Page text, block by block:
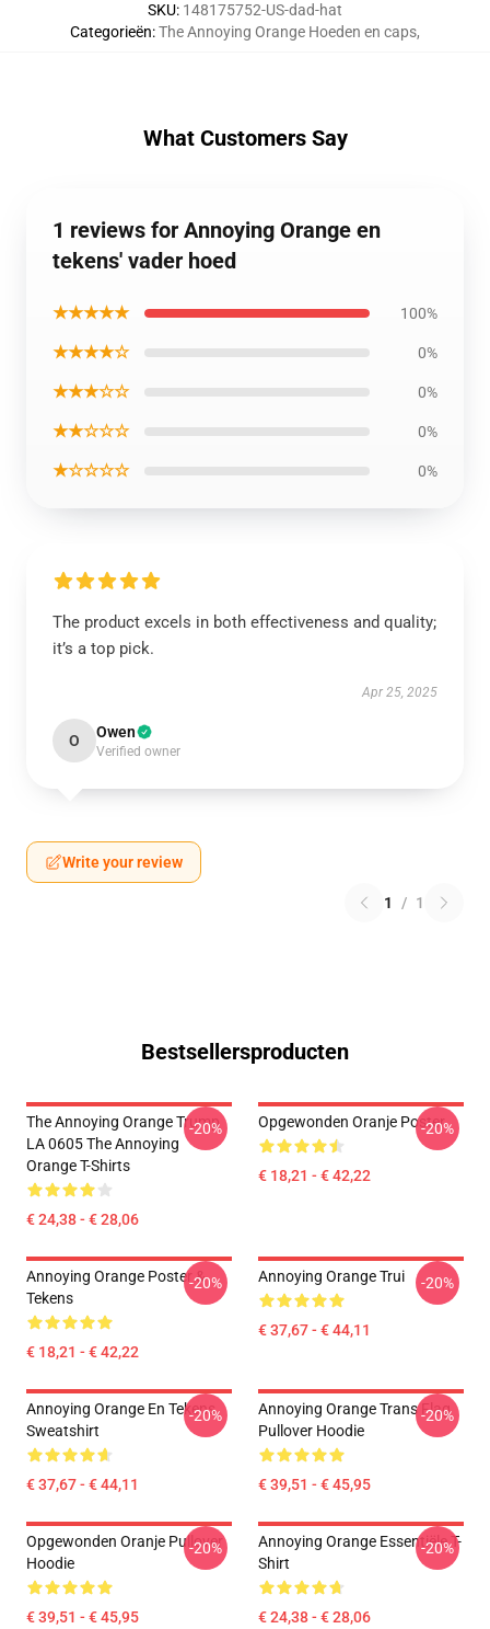
SKU: 148175752-US-dad-hat
Categorieën:The Annoying Orange Hoeden en caps,
What Customers Say
1 reviews for Annoying Orange en
tekens' vader hoed
★★★★★ 100%
★★★★☆ 0%
★★★☆☆ 0%
★★☆☆☆ 0%
★☆☆☆☆ 0%
The product excels in both effectiveness and quality;
it’s a top pick.
Apr 25, 2025
O Owen
Verified owner
Write your review
1 / 1
Bestsellersproducten
The Annoying Orange Trump
LA 0605 The Annoying
Orange T-Shirts
€ 24,38 - € 28,06
-20% Opgewonden Oranje Poster
€ 18,21 - € 42,22
-20%
Annoying Orange Poster &
Tekens
€ 18,21 - € 42,22
-20% Annoying Orange Trui
€ 37,67 - € 44,11
-20%
Annoying Orange En Tekens
Sweatshirt
€ 37,67 - € 44,11
-20%
Annoying Orange Trans Flag
Pullover Hoodie
€ 39,51 - € 45,95
-20%
Opgewonden Oranje Pullover
Hoodie
€ 39,51 - € 45,95
-20%
Annoying Orange Essentiële T-
Shirt
€ 24,38 - € 28,06
-20%